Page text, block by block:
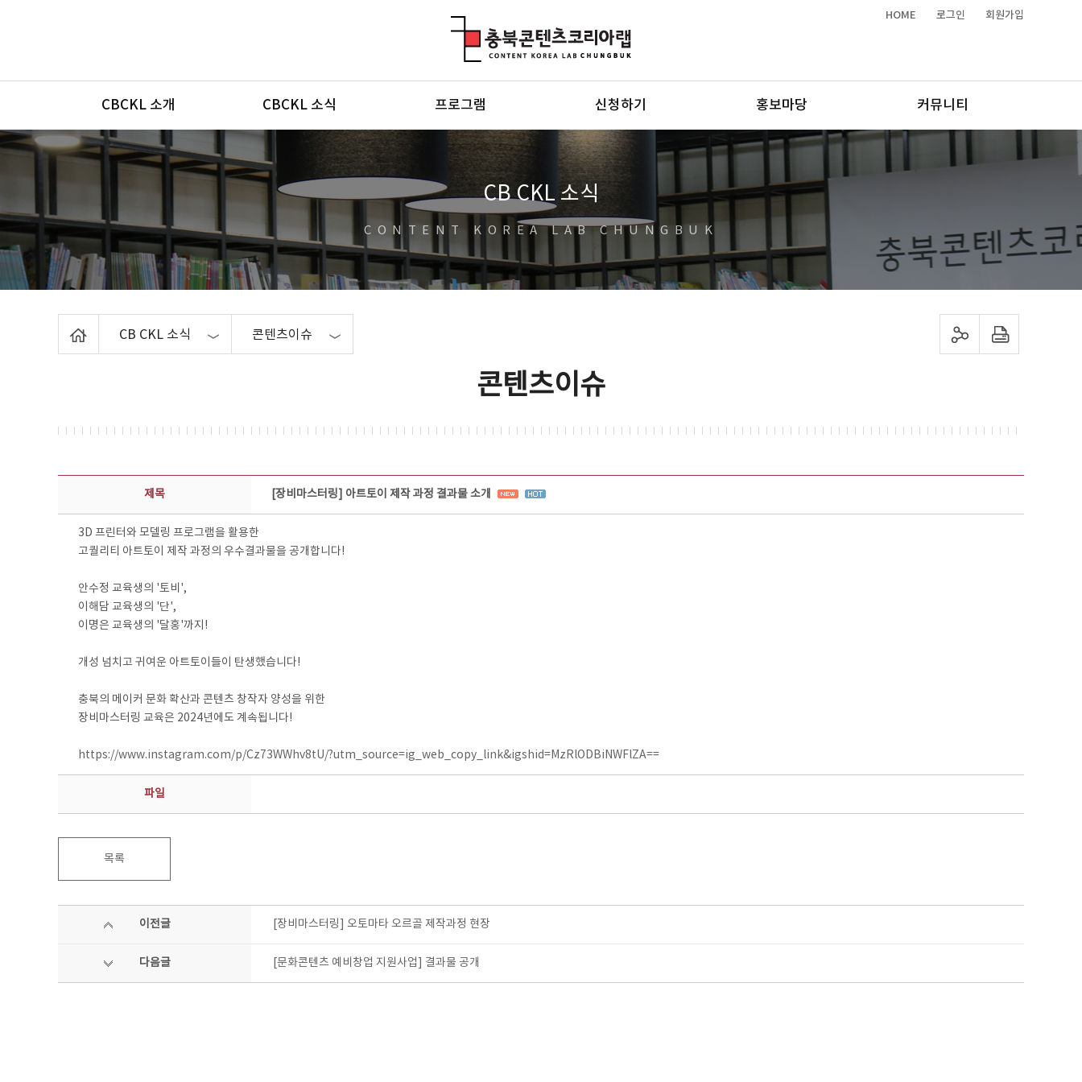
HOME 로그인 회원가입
메뉴
CBCKL 소개 CBCKL 소식 프로그램 신청하기 홍보마당 커뮤니티
CB CKL 소식
CONTENT KOREA LAB CHUNGBUK
CB CKL 소식 콘텐츠이슈 sns 공유하기 프린트하기
콘텐츠이슈
콘텐츠이슈 상세보기 - 제목, 담당부서, 담당자, 담당연락처, 내용, 첨부파일 정보 제공
제목 [장비마스터링] 아트토이 제작 과정 결과물 소개
3D 프린터와 모델링 프로그램을 활용한
고퀄리티 아트토이 제작 과정의 우수결과물을 공개합니다!
안수정 교육생의 '토비',
이해담 교육생의 '단',
이명은 교육생의 '달홍'까지!
개성 넘치고 귀여운 아트토이들이 탄생했습니다!
충북의 메이커 문화 확산과 콘텐츠 창작자 양성을 위한
장비마스터링 교육은 2024년에도 계속됩니다!
https://www.instagram.com/p/Cz73WWhv8tU/?utm_source=ig_web_copy_link&igshid=MzRlODBiNWFlZA==
파일
목록
이전글 [장비마스터링] 오토마타 오르골 제작과정 현장
다음글 [문화콘텐츠 예비창업 지원사업] 결과물 공개